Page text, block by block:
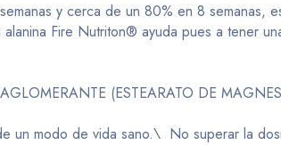
y cerca de un 80% en 8 semanas,
Fire Nutriton® ayuda pues a tener
(ESTEARATO DE
un modo de vida sano.\ No superar la